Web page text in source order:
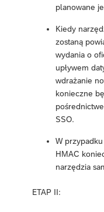
planowane
Kiedy
zostaną
wydania o
upływem
wdrażanie
konieczne
SSO.
W
HMAC
narzędzia
ETAP II: